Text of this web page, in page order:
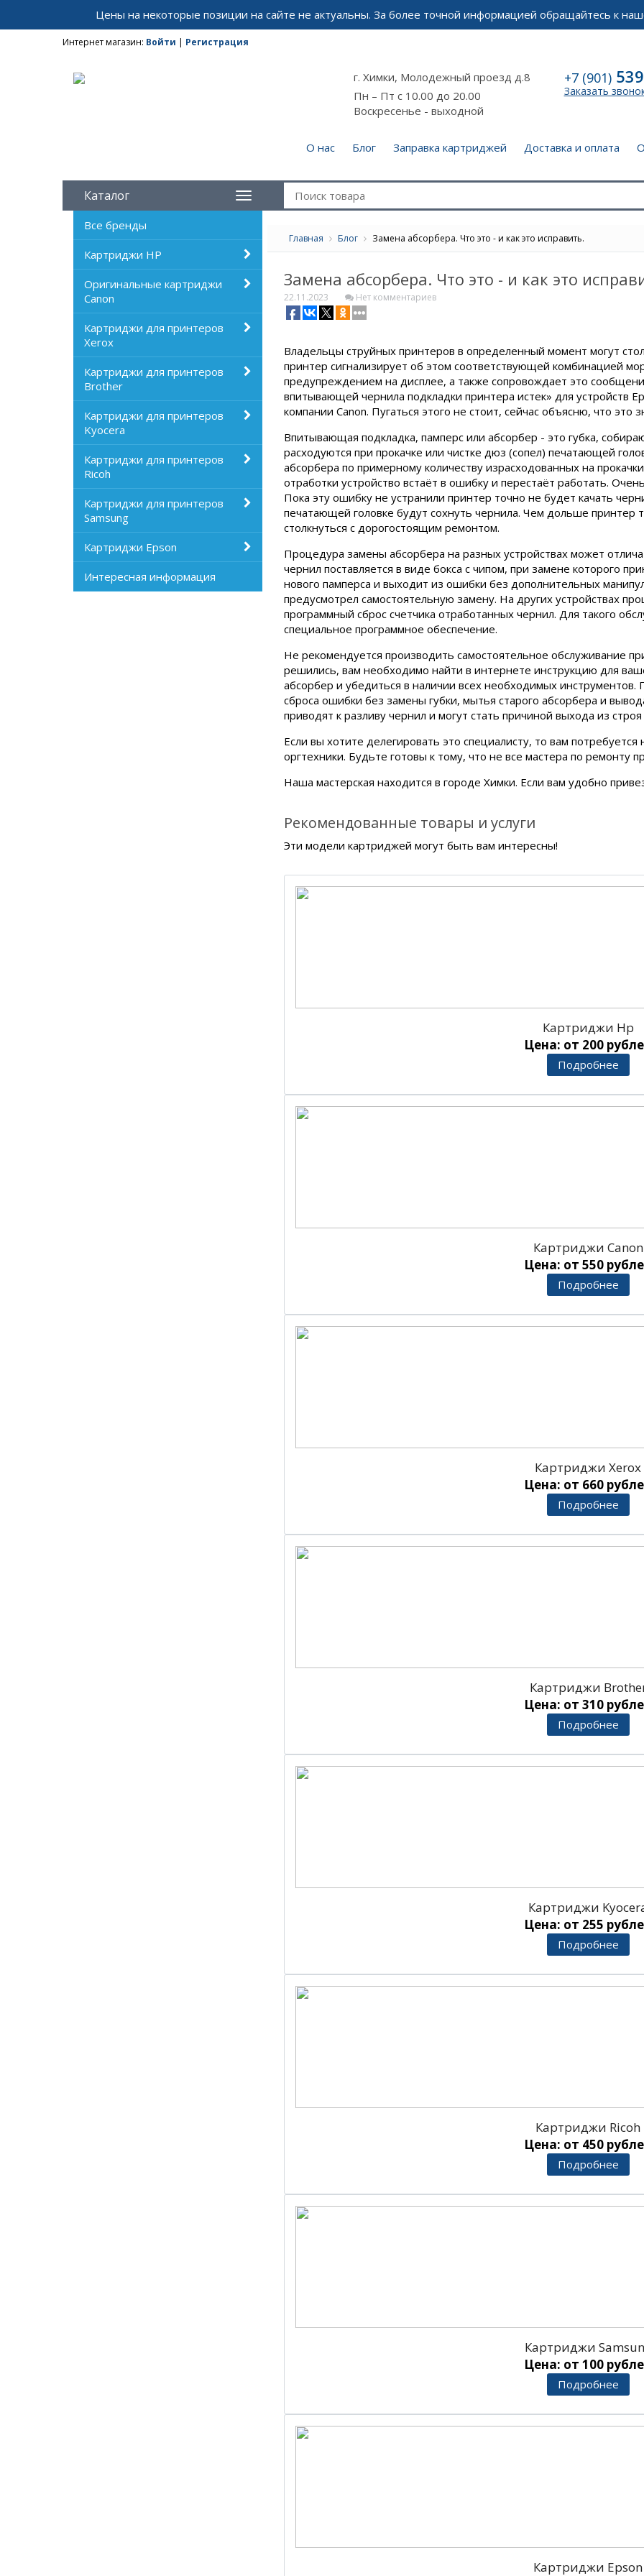
Цены на некоторые позиции на сайте не актуальны. За более точной информацией обращайтесь к
Интернет магазин: Войти | Регистрация
г. Химки, Молодежный проезд д.8
Пн – Пт с 10.00 до 20.00
Воскресенье - выходной
+7 (901)
Заказать
О нас Блог Заправка картриджей Доставка и оплата
Каталог
Все бренды
Картриджи HP
Оригинальные картриджи
Canon
Картриджи для принтеров
Xerox
Картриджи для принтеров
Brother
Картриджи для принтеров
Kyocera
Картриджи для принтеров
Ricoh
Картриджи для принтеров
Samsung
Картриджи Epson
Интересная информация
Главная Блог Замена абсорбера. Что это - и как это исправить.
Замена абсорбера. Что это - и как это
22.11.2023 Нет комментариев
Владельцы струйных принтеров в определенный момент могут
принтер сигнализирует об этом соответствующей комбинацией
предупреждением на дисплее, а также сопровождает это
впитывающей чернила подкладки принтера истек» для устройств
компании Canon. Пугаться этого не стоит, сейчас объясню, что это
Впитывающая подкладка, памперс или абсорбер - это губка,
расходуются при прокачке или чистке дюз (сопел) печатающей
абсорбера по примерному количеству израсходованных на
отработки устройство встаёт в ошибку и перестаёт работать.
Пока эту ошибку не устранили принтер точно не будет качать
печатающей головке будут сохнуть чернила. Чем дольше принтер
столкнуться с дорогостоящим ремонтом.
Процедура замены абсорбера на разных устройствах может
чернил поставляется в виде бокса с чипом, при замене которого
нового памперса и выходит из ошибки без дополнительных
предусмотрел самостоятельную замену. На других устройствах
программный сброс счетчика отработанных чернил. Для такого
специальное программное обеспечение.
Не рекомендуется производить самостоятельное обслуживание
решились, вам необходимо найти в интернете инструкцию для
абсорбер и убедиться в наличии всех необходимых инструментов.
сброса ошибки без замены губки, мытья старого абсорбера и
приводят к разливу чернил и могут стать причиной выхода из
Если вы хотите делегировать это специалисту, то вам
оргтехники. Будьте готовы к тому, что не все мастера по ремонту
Наша мастерская находится в городе Химки. Если вам удобно
Рекомендованные товары и услуги
Эти модели картриджей могут быть вам интересны!
Картриджи Hp
Цена: от 200
Подробнее
Картриджи Canon
Цена: от 550
Подробнее
Картриджи Xerox
Цена: от 660
Подробнее
Картриджи
Цена: от 310
Подробнее
Картриджи
Цена: от 255
Подробнее
Картриджи Ricoh
Цена: от 450
Подробнее
Картриджи
Цена: от 100
Подробнее
Картриджи Epson